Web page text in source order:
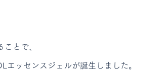
とで、
エッセンスジェルが誕生しました。